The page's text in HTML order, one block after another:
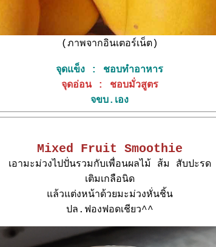
(ภาพจากอินเตอร์เน็ต)
จุดแข็ง : ชอบทำอาหาร
จุดอ่อน : ชอบมั่วสูตร
จขบ.เอง
Mixed Fruit Smoothie
เอามะม่วงไปปั่นรวมกับเพื่อนผลไม้ ส้ม สับปะรด
เติมเกลือนิด
ล้วแต่งหน้าด้วยมะม่วงหั่นชิ้น
ปล.ฟองฟอดเชียว^^